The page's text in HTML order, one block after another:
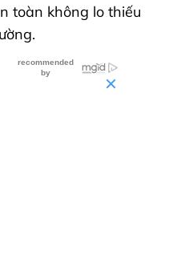
toàn không lo thiếu